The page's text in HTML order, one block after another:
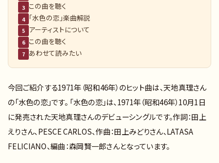
3 この曲を聴く
4 「水色の恋」楽曲解説
5 アーティストについて
6 この曲を聴く
7 あわせて読みたい
今回ご紹介する1971年（昭和46年）のヒット曲は、天地真理さん
の「水色の恋」です。 「水色の恋」は、1971年（昭和46年）10月1日
に発売された天地真理さんのデビューシングルです。作詞：田上
えりさん、PESCE CARLOS、作曲：田上みどりさん、LATASA
FELICIANO、編曲：森岡賢一郎さんとなっています。